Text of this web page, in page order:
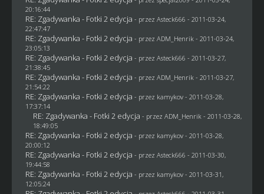
20:16:44
RE: Zgadywanka - Fotki 2 edycja - przez Asteck666 - 2011-03-24,
22:47:47
RE: Zgadywanka - Fotki 2 edycja - przez ADM_Henrik - 2011-03-24,
23:05:13
RE: Zgadywanka - Fotki 2 edycja - przez Asteck666 - 2011-03-27,
21:38:45
RE: Zgadywanka - Fotki 2 edycja - przez ADM_Henrik - 2011-03-27,
21:54:22
RE: Zgadywanka - Fotki 2 edycja - przez kamykov- 2011-03-28,
17:37:14
RE: Zgadywanka - Fotki 2 edycja - przez ADM_Henrik - 2011-03-28,
18:49:05
RE: Zgadywanka - Fotki 2 edycja - przez kamykov- 2011-03-28,
20:00:12
RE: Zgadywanka - Fotki 2 edycja - przez Asteck666 - 2011-03-30,
19:44:58
RE: Zgadywanka - Fotki 2 edycja - przez kamykov- 2011-03-31,
12:05:24